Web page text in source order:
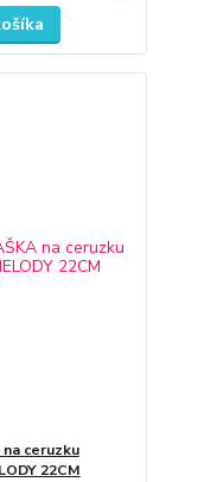
na ceruzku
22CM